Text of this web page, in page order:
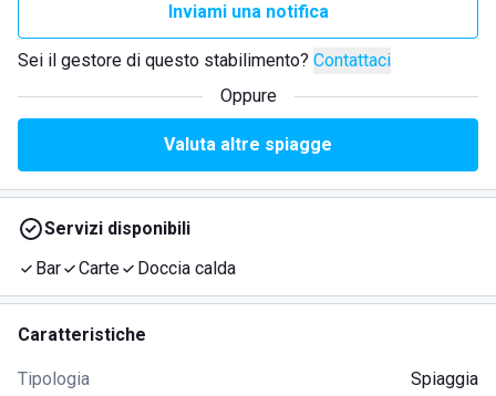
Inviami una notifica
Sei il gestore di questo stabilimento? Contattaci
Oppure
Valuta altre spiagge
Servizi disponibili
Bar
Carte Doccia calda
Caratteristiche
Tipologia Spiaggia